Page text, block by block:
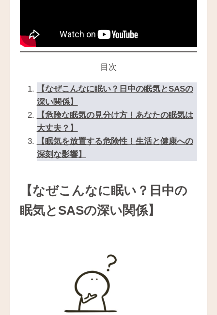
目次
【なぜこんなに眠い？日中の眠気とSASの
深い関係】
【危険な眠気の見分け方！あなたの眠気は
大丈夫？】
【眠気を放置する危険性！生活と健康への
深刻な影響】
【なぜこんなに眠い？日中の
眠気とSASの深い関係】